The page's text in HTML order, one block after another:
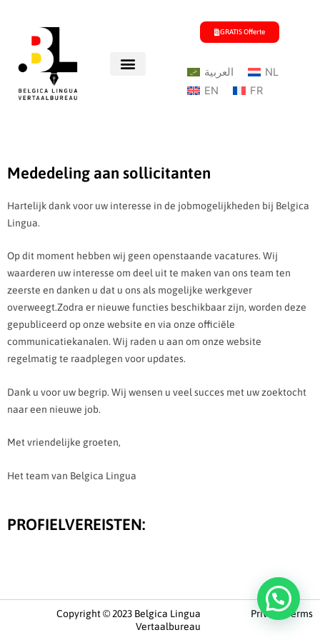
GRATIS Offerte
العربية
NL
EN
FR
Mededeling aan sollicitanten
Hartelijk dank voor uw interesse in de jobmogelijkheden bij Belgica
Lingua.
Op dit moment hebben wij geen openstaande vacatures. Wij
waarderen uw interesse om deel uit te maken van ons team ten
zeerste en danken u dat u ons als mogelijke werkgever
overweegt.Zodra er nieuwe functies beschikbaar zijn, worden deze
gepubliceerd op onze website en via onze officiële
communicatiekanalen. Wij raden u aan om onze website
regelmatig te raadplegen voor updates.
Dank u voor uw begrip. Wij wensen u veel succes met uw zoektocht
naar een nieuwe job.
Met vriendelijke groeten,
Het team van Belgica Lingua
PROFIELVEREISTEN:
Copyright © 2023 Belgica Lingua
Vertaalbureau
Privacy Terms